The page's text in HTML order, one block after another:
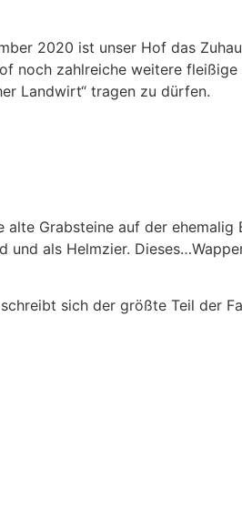
2020 ist unser Hof das
noch zahlreiche weitere
Landwirt“ tragen zu dürfen.
Grabsteine auf der ehemalig
und als Helmzier.
sich der größte Teil der